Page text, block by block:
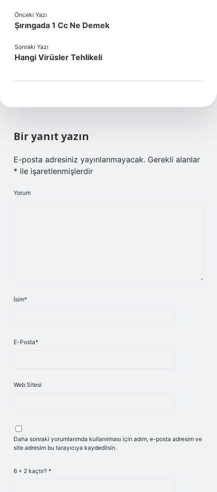
Önceki Yazı
Şırıngada 1 Cc Ne Demek
Sonraki Yazı
Hangi Virüsler Tehlikeli
Bir yanıt yazın
E-posta adresiniz yayınlanmayacak. Gerekli alanlar
* ile işaretlenmişlerdir
Yorum
İsim*
E-Posta*
Web Sitesi
Daha sonraki yorumlarımda kullanılması için adım, e-posta adresim ve
site adresim bu tarayıcıya kaydedilsin.
6 + 2 kaçtır? *